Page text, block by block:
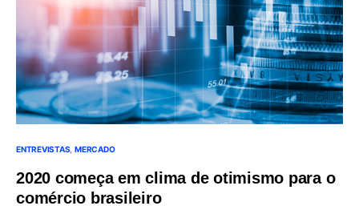
ENTREVISTAS MERCADO
2020 começa em clima de otimismo para o
comércio brasileiro